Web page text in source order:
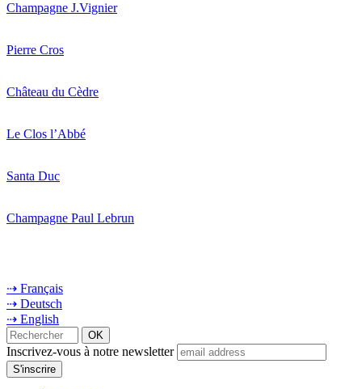
Champagne J.Vignier
Pierre Cros
Château du Cèdre
Le Clos l’Abbé
Santa Duc
Champagne Paul Lebrun
⇢ Français
⇢ Deutsch
⇢ English
Inscrivez-vous à notre newsletter